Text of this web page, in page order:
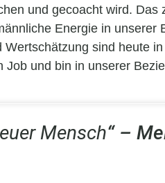
und gecoacht wird.
Energie in
Wertschätzung sind heute
Job und bin in unserer
Mensch“ –